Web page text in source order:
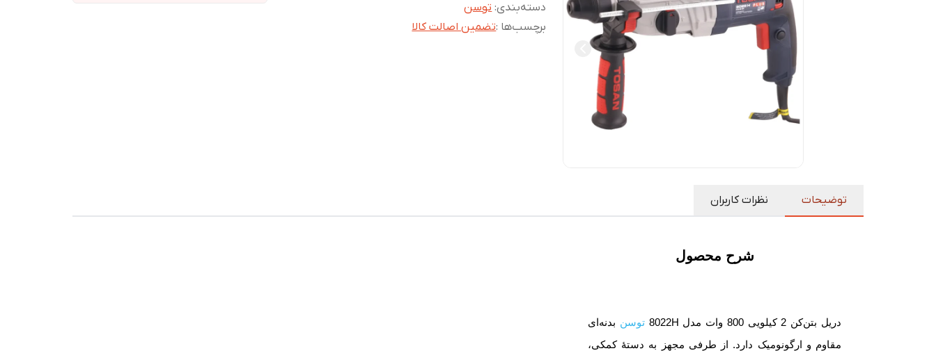
دسته‌بندی:توسن
برچسب‌ها :تضمین اصالت کالا
توضیحات نظرات کاربران
شرح محصول
دریل بتن‌کن 2 کیلویی 800 وات مدل 8022H توسن بدنه‌ای
مقاوم و ارگونومیک دارد. از طرفی مجهز به دستۀ کمکی،